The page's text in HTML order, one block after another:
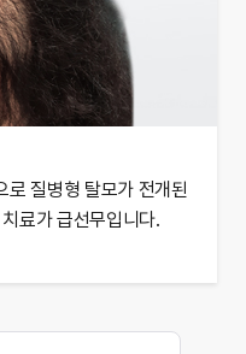
로 질병형 탈모가 전개된
료가 급선무입니다.